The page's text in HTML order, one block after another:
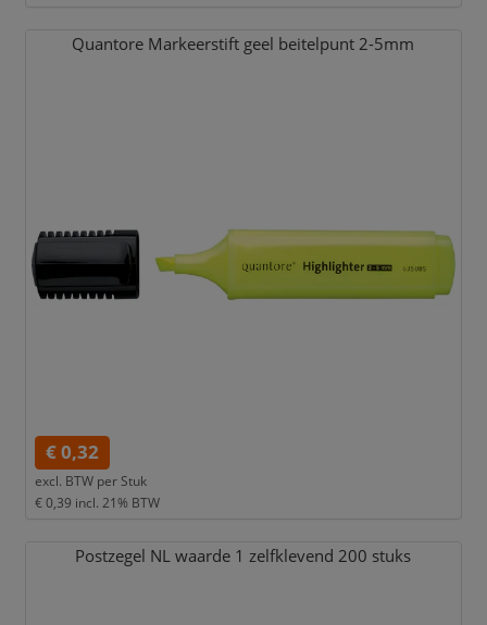
Quantore Markeerstift geel beitelpunt 2-5mm
€ 0,32
excl. BTW per Stuk
€ 0,39 incl. 21% BTW
Postzegel NL waarde 1 zelfklevend 200 stuks